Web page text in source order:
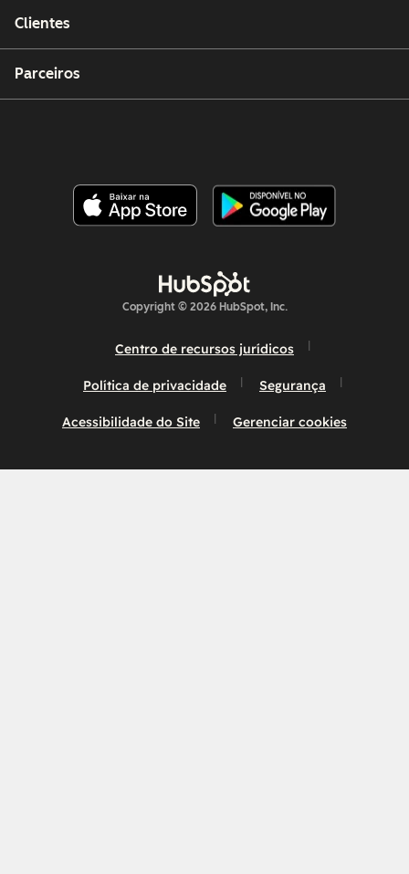
Clientes
Parceiros
Copyright © 2026 HubSpot, Inc.
Centro de recursos jurídicos
Política de privacidade Segurança
Acessibilidade do Site Gerenciar cookies